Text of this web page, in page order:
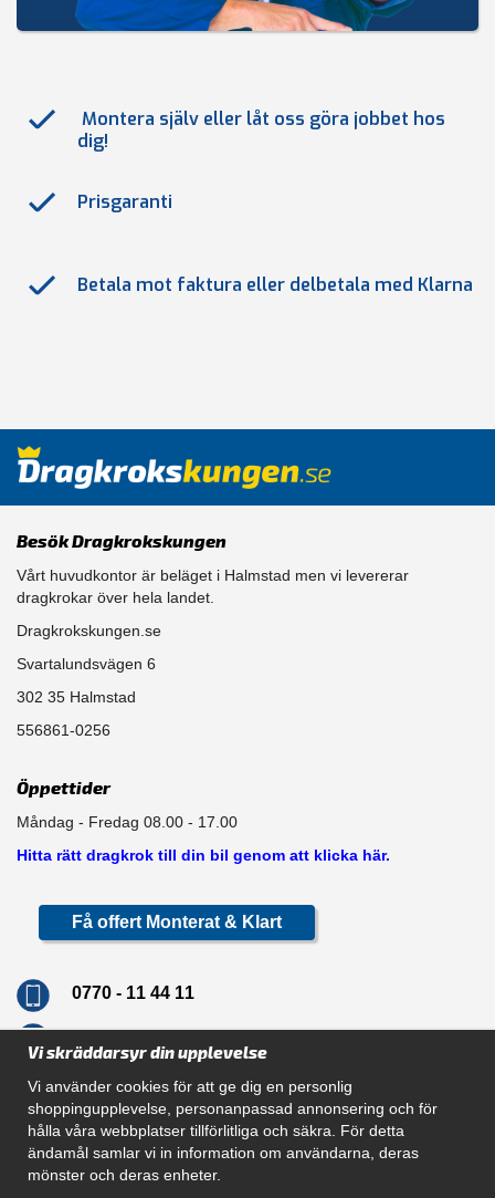
Montera själv eller låt oss göra jobbet hos
dig!
Prisgaranti
Betala mot faktura eller delbetala med Klarna
Besök Dragkrokskungen
Vårt huvudkontor är beläget i Halmstad men vi levererar
dragkrokar över hela landet.
Dragkrokskungen.se
Svartalundsvägen 6
302 35 Halmstad
556861-0256
Öppettider
Måndag - Fredag 08.00 - 17.00
Hitta rätt dragkrok till din bil genom att klicka här.
Få offert Monterat & Klart
0770 - 11 44 11
Navigation
Hur beställer jag
Vi skräddarsyr din upplevelse
Vi använder cookies för att ge dig en personlig
shoppingupplevelse, personanpassad annonsering och för
hålla våra webbplatser tillförlitliga och säkra. För detta
ändamål samlar vi in information om användarna, deras
mönster och deras enheter.